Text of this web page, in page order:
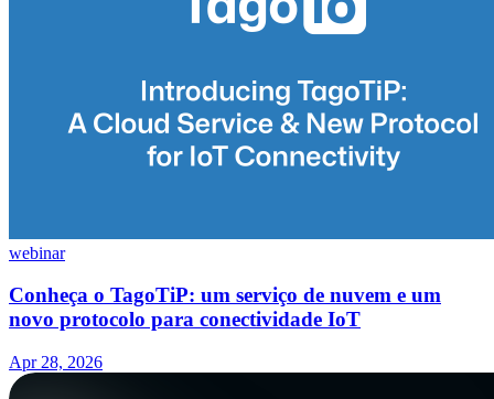
webinar
Conheça o TagoTiP: um serviço de nuvem e um
novo protocolo para conectividade IoT
Apr 28, 2026